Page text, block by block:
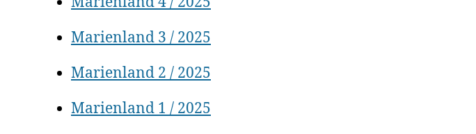
Marienland 3 / 2025
Marienland 2 / 2025
Marienland 1 / 2025